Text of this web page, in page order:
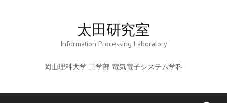
キ
太田研究室
Information Processing Laboratory
岡山理科大学 工学部 電気電子システム学科